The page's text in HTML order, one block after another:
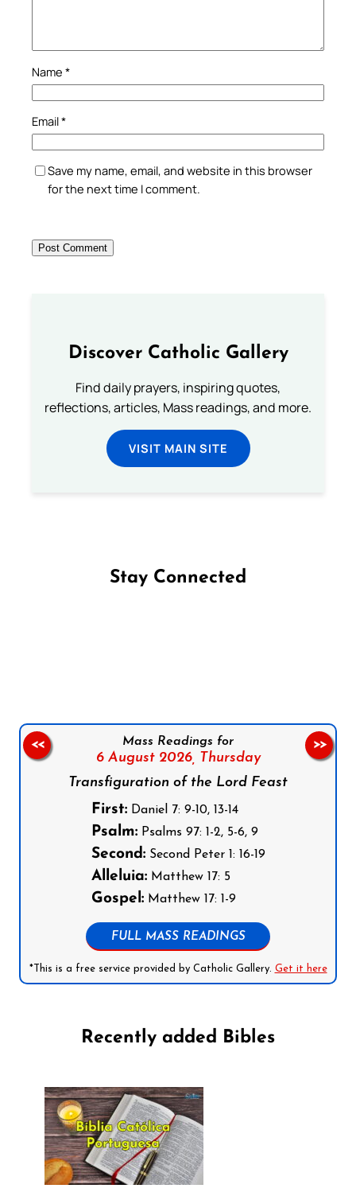
Name *
Email*
Save my name, email, and website in this browser
for the next time I comment.
Discover Catholic Gallery
Find daily prayers, inspiring quotes,
reflections, articles, Mass readings, and more.
VISIT MAIN SITE
Stay Connected
Mass Readings for
6 August 2026, Thursday
Transfiguration of the Lord Feast
First:Daniel 7: 9-10, 13-14
Psalm:Psalms 97: 1-2, 5-6, 9
Second:Second Peter 1: 16-19
Alleluia:Matthew 17: 5
Gospel:Matthew 17: 1-9
FULL MASS READINGS
*This is a free service provided by Catholic Gallery. Get it here
<< >>
Recently added Bibles